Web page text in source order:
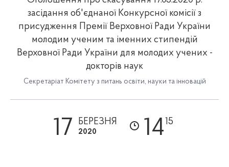
засідання об'єднаної Конкурсної комісії з
присудження Премії Верховної Ради України
молодим ученим та іменних стипендій
Верховної Ради України для молодих учених -
докторів наук
Секретаріат Комітету з питань освіти, науки та інновацій
17 БЕРЕЗНЯ
2020 14 15